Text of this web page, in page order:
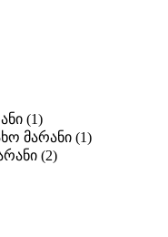
(1)
მარანი (1)
(2)